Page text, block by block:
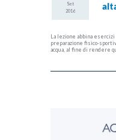
Set
2016
La lezione abbina
preparazione fisico-
acqua, al fine di rendere